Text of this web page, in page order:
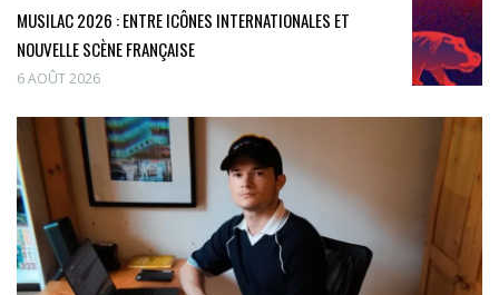
MUSILAC 2026 : ENTRE ICÔNES INTERNATIONALES ET
NOUVELLE SCÈNE FRANÇAISE
6 AOÛT 2026